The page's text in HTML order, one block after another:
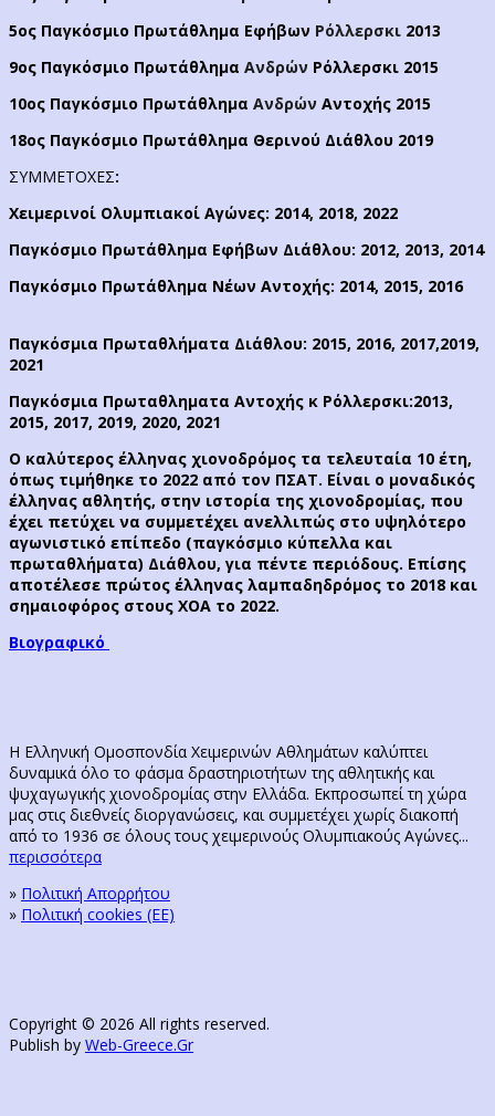
5ος Παγκόσμιο Πρωτάθλημα Εφήβων Ρόλλερσκι 2013
9ος Παγκόσμιο Πρωτάθλημα Ανδρών Ρόλλερσκι 2015
10ος Παγκόσμιο Πρωτάθλημα Ανδρών Αντοχής 2015
18oς Παγκόσμιο Πρωτάθλημα Θερινού Διάθλου 2019
ΣΥΜΜΕΤΟΧΕΣ:
Χειμερινοί Ολυμπιακοί Αγώνες: 2014, 2018, 2022
Παγκόσμιο Πρωτάθλημα Εφήβων Διάθλου: 2012, 2013, 2014
Παγκόσμιο Πρωτάθλημα Νέων Αντοχής: 2014, 2015, 2016
Παγκόσμια Πρωταθλήματα Διάθλου: 2015, 2016, 2017,2019,
2021
Παγκόσμια Πρωταθληματα Αντοχής κ Ρόλλερσκι:2013,
2015, 2017, 2019, 2020, 2021
Ο καλύτερος έλληνας χιονοδρόμος τα τελευταία 10 έτη,
όπως τιμήθηκε το 2022 από τον ΠΣΑΤ. Είναι ο μοναδικός
έλληνας αθλητής, στην ιστορία της χιονοδρομίας, που
έχει πετύχει να συμμετέχει ανελλιπώς στο υψηλότερο
αγωνιστικό επίπεδο (παγκόσμιο κύπελλα και
πρωταθλήματα) Διάθλου, για πέντε περιόδους. Επίσης
αποτέλεσε πρώτος έλληνας λαμπαδηδρόμος το 2018 και
σημαιοφόρος στους ΧΟΑ το 2022.
Βιογραφικό
Η Ελληνική Ομοσπονδία Χειμερινών Αθλημάτων καλύπτει
δυναμικά όλο το φάσμα δραστηριοτήτων της αθλητικής και
ψυχαγωγικής χιονοδρομίας στην Ελλάδα. Εκπροσωπεί τη χώρα
μας στις διεθνείς διοργανώσεις, και συμμετέχει χωρίς διακοπή
από το 1936 σε όλους τους χειμερινούς Ολυμπιακούς Αγώνες...
περισσότερα
» Πολιτική Απορρήτου
» Πολιτική cookies (ΕΕ)
Copyright © 2026 All rights reserved.
Publish by Web-Greece.Gr